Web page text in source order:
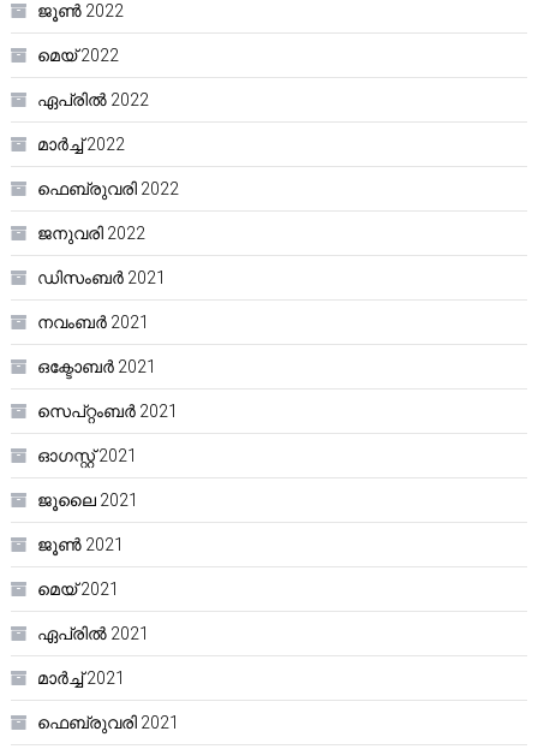
ജൂൺ 2022
മെയ്‌ 2022
ഏപ്രിൽ 2022
മാർച്ച്‌ 2022
ഫെബ്രുവരി 2022
ജനുവരി 2022
ഡിസംബർ 2021
നവംബർ 2021
ഒക്ടോബർ 2021
സെപ്റ്റംബർ 2021
ഓഗസ്റ്റ്‌ 2021
ജൂലൈ 2021
ജൂൺ 2021
മെയ്‌ 2021
ഏപ്രിൽ 2021
മാർച്ച്‌ 2021
ഫെബ്രുവരി 2021